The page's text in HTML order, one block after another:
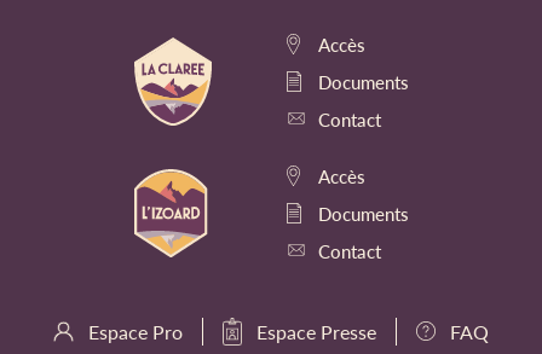
Accès
Documents
Contact
Accès
Documents
Contact
Espace Pro Espace Presse FAQ